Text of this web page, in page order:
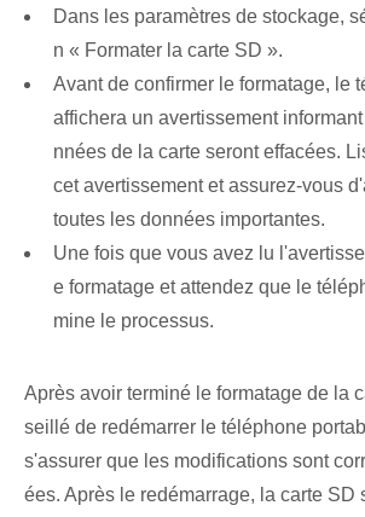
Dans les paramètres de stockage,
n « Formater la carte SD ».
Avant de confirmer le formatage, le
affichera un avertissement
nnées de la carte seront effacées.
cet avertissement et assurez-vous
toutes les données importantes.
Une fois que vous avez lu
e formatage et attendez que le
mine le processus.
Après avoir terminé le formatage de la
seillé de redémarrer le téléphone
s'assurer que les modifications sont
ées. Après le redémarrage, la carte SD